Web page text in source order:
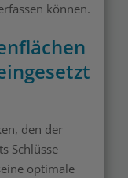
können.
den der
Schlüsse
optimale